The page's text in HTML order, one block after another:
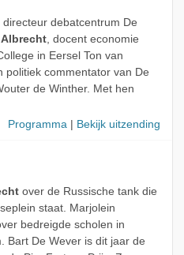
directeur debatcentrum De
Albrecht, docent economie
in Eersel Ton van
politiek commentator van De
de Winther. Met hen
Programma
Bekijk uitzending
over de Russische tank die
staat. Marjolein
bedreigde scholen in
Bart De Wever is dit jaar de